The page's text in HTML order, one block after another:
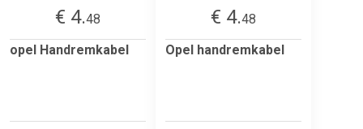
€ 4.48
opel Handremkabel
€ 4.48
Opel handremkabel